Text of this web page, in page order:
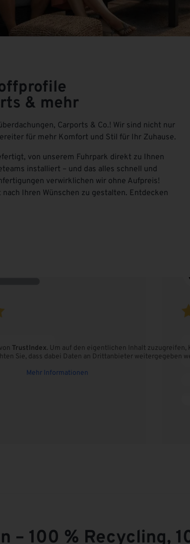
& mehr
Carports & Co.! Wir sind nicht nur
für mehr Komfort und Stil für Ihr Zuhause.
von unserem Fuhrpark direkt zu Ihnen
installiert – und das alles schnell und
verwirklichen wir ohne Aufpreis!
Ihren Wünschen zu gestalten. Entdecken
TrustIndex. Um auf den eigentlichen Inhalt zuzugreifen,
Sie, dass dabei Daten an Drittanbieter weitergegeben
Mehr Informationen
– 100 % Recycling,